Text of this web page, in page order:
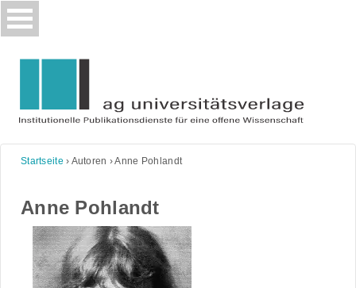
Skip
to
Startseite › Autoren ›Anne Pohlandt
Anne Pohlandt